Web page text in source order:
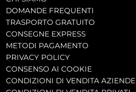
DOMANDE FREQUENTI
TRASPORTO GRATUITO
CONSEGNE EXPRESS
METODI PAGAMENTO
PRIVACY POLICY
CONSENSO AI COOKIE
CONDIZIONI DI VENDITA AZIENDE